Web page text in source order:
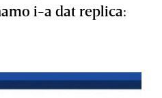
i-a dat replica: